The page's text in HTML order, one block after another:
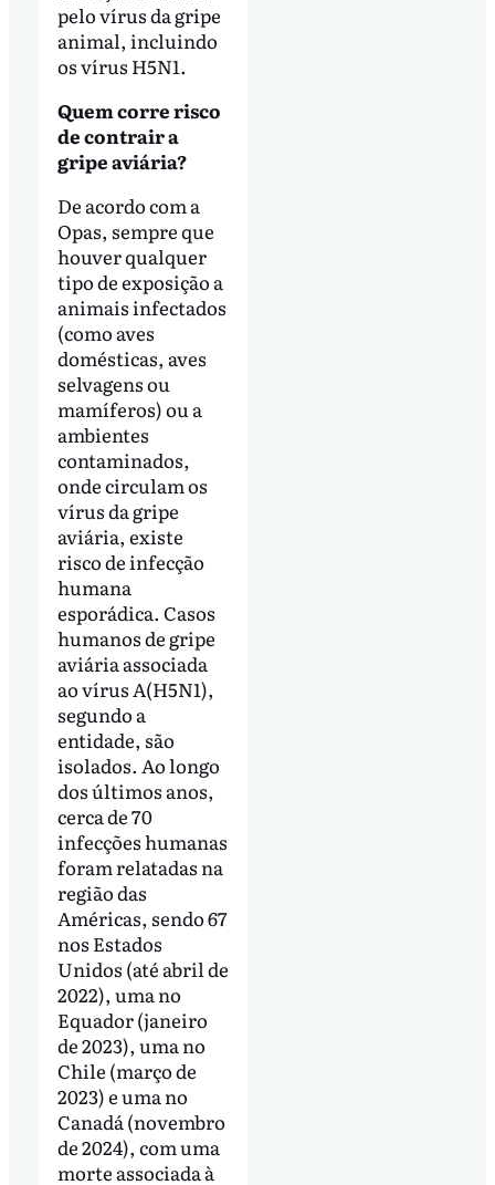
pelo vírus da gripe
animal, incluindo
os vírus H5N1.
Quem corre risco
de contrair a
gripe aviária?
De acordo com a
Opas, sempre que
houver qualquer
tipo de exposição a
animais infectados
(como aves
domésticas, aves
selvagens ou
mamíferos) ou a
ambientes
contaminados,
onde circulam os
vírus da gripe
aviária, existe
risco de infecção
humana
esporádica. Casos
humanos de gripe
aviária associada
ao vírus A(H5N1),
segundo a
entidade, são
isolados. Ao longo
dos últimos anos,
cerca de 70
infecções humanas
foram relatadas na
região das
Américas, sendo 67
nos Estados
Unidos (até abril de
2022), uma no
Equador (janeiro
de 2023), uma no
Chile (março de
2023) e uma no
Canadá (novembro
de 2024), com uma
morte associada à